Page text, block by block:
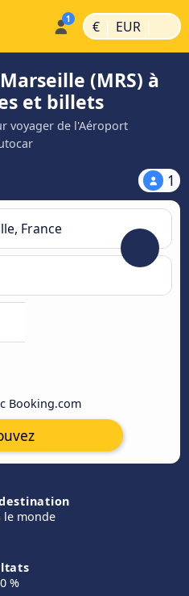
€ | EUR |
(MRS) à
et billets
voyager de l'Aéroport
1
Booking.com
le monde
%